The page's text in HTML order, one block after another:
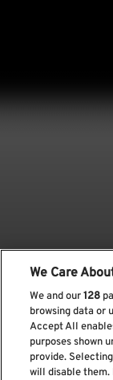
We Care
We and our128
browsing data or
Accept All
purposes shown
provide.
will disable them.